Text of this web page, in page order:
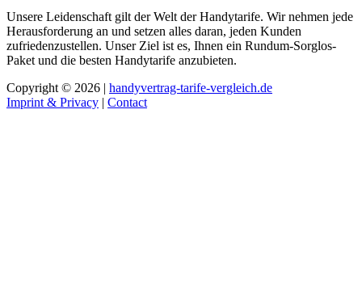
Unsere Leidenschaft gilt der Welt der Handytarife. Wir nehmen jede
Herausforderung an und setzen alles daran, jeden Kunden
zufriedenzustellen. Unser Ziel ist es, Ihnen ein Rundum-Sorglos-
Paket und die besten Handytarife anzubieten.
Copyright © 2026 | handyvertrag-tarife-vergleich.de
Imprint & Privacy | Contact